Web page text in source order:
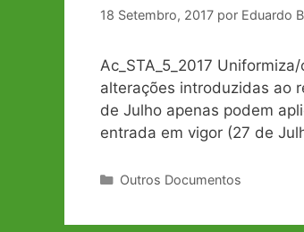
18 Setembro, 2017 por Eduardo
Ac_STA_5_2017
alterações introduzidas ao
de Julho apenas podem
entrada em vigor (27 de
Categorias
Outros Documentos